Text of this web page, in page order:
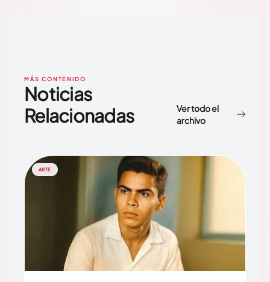
MÁS CONTENIDO
Noticias
Relacionadas
Ver todo el
archivo
ARTE